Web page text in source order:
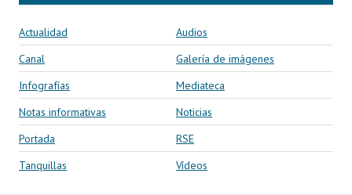
Actualidad
Audios
Canal
Galería de imágenes
Infografías
Mediateca
Notas informativas
Noticias
Portada
RSE
Tanquillas
Vídeos